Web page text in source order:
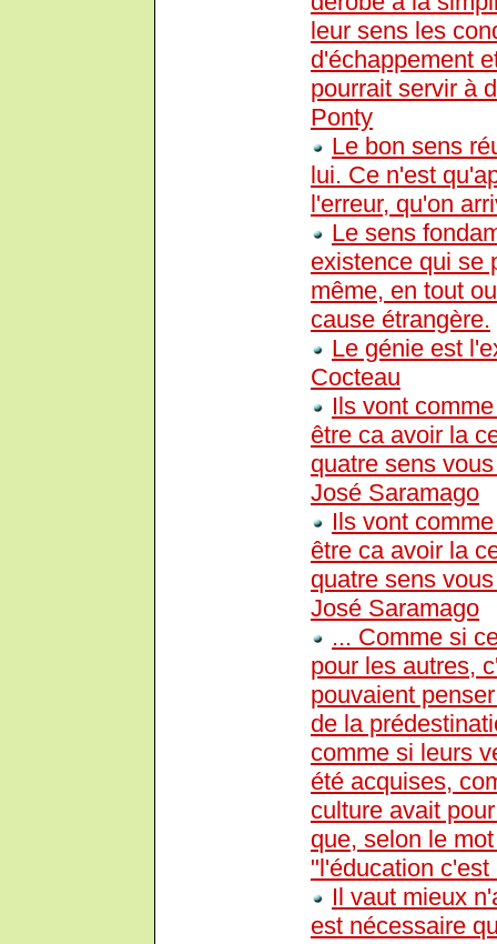
leur sens les
d'échappement
pourrait servir à
Ponty
Le bon sens
lui. Ce n'est
l'erreur, qu'on
Le sens
existence qui se
même, en tout
cause étrangère.
Le génie est
Cocteau
Ils vont
être ca avoir la
quatre sens
José Saramago
Ils vont
être ca avoir la
quatre sens
José Saramago
... Comme si
pour les autres,
pouvaient
de la
comme si leurs
été acquises,
culture avait
que, selon le
"l'éducation c'est
Il vaut mieux
est nécessaire